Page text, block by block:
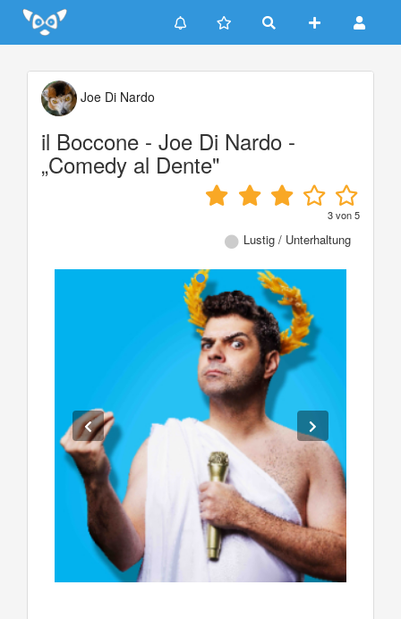
Update cookies preferences
Joe Di Nardo
il Boccone - Joe Di Nardo -
„Comedy al Dente"
3von5
Lustig / Unterhaltung